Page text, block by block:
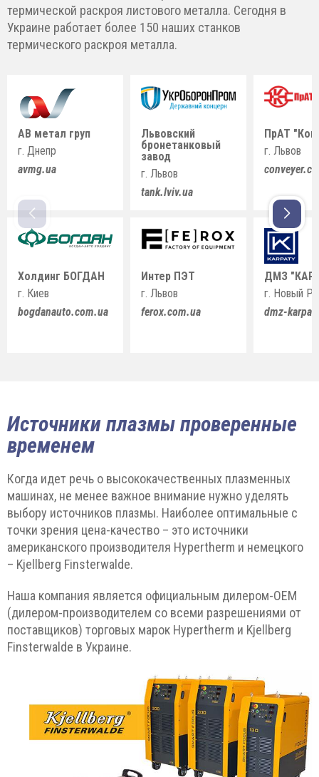
термической раскроя листового металла. Сегодня в
Украине работает более 150 наших станков
термического раскроя металла.
АВ метал груп
г. Днепр
avmg.ua
Холдинг БОГДАН
г. Киев
bogdanauto.com.ua
Львовский
бронетанковый
завод
г. Львов
tank.lviv.ua
Интер ПЭТ
г. Львов
ferox.com.ua
ПрАТ
г. Львов
ДМЗ
г. Новый
dmz-
Источники плазмы проверенные
временем
Когда идет речь о высококачественных плазменных
машинах, не менее важное внимание нужно уделять
выбору источников плазмы. Наиболее оптимальные с
точки зрения цена-качество – это источники
американского производителя Hypertherm и немецкого
– Kjellberg Finsterwalde.
Наша компания является официальным дилером-ОЕМ
(дилером-производителем со всеми разрешениями от
поставщиков) торговых марок Hypertherm и Kjellberg
Finsterwalde в Украине.